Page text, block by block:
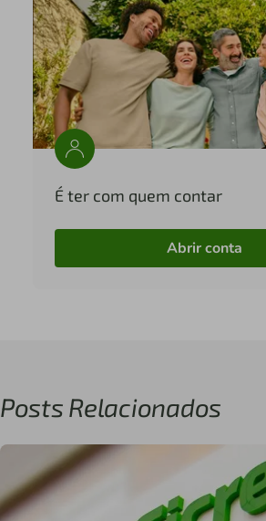
É ter com quem contar
Abrir conta
Posts Relacionados